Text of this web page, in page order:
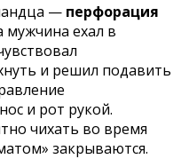
— перфорация
мужчина ехал в
и решил подавить
и рот рукой.
чихать во время
закрываются.